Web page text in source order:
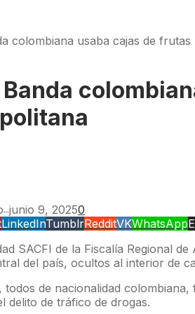
colombiana usaba cajas de
—junio 9, 20250
LinkedInTumblrRedditVKWhatsApp
SACFI de la Fiscalía Regional
del país, ocultos al interior de
de nacionalidad
delito de tráfico de drogas.